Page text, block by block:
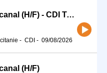
Conseiller-ère Vente Omnicanal (H/F) - CDI Temps partiel 15h
- CDI - 09/08/2026
(H/F)